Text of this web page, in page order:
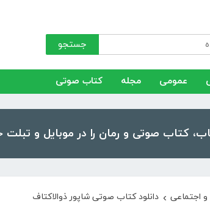
جستجو
عمومی مجله کتاب صوتی
اجتماعی › دانلود کتاب صوتی شاپور ذوالاکتاف